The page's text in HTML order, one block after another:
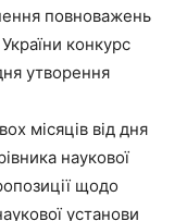
повноважень
конкурс
утворення
місяців від дня
наукової
щодо
установи